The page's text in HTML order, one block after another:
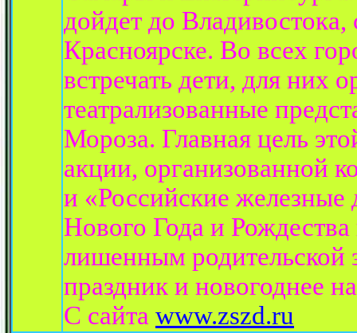
дойдет до
Красноярске. Во всех
встречать дети, для них
театрализованные
Мороза. Главная цель
акции, организованной
и «Российские железные
Нового Года и Рождества
лишенным родительской
праздник и новогоднее
С сайта www.zszd.ru